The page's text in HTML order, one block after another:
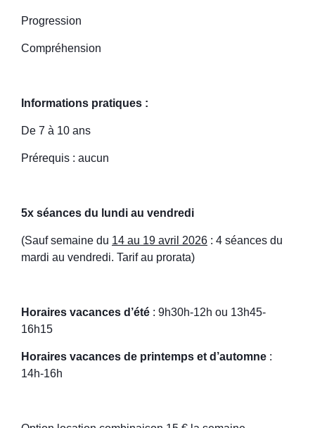
Progression
Compréhension
Informations pratiques :
De 7 à 10 ans
Prérequis : aucun
5x séances du lundi au vendredi
(Sauf semaine du 14 au 19 avril 2026 : 4 séances du
mardi au vendredi. Tarif au prorata)
Horaires vacances d’été : 9h30h-12h ou 13h45-
16h15
Horaires vacances de printemps et d’automne :
14h-16h